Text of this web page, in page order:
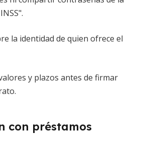
la identidad de quien ofrece el
y plazos antes de firmar
con préstamos